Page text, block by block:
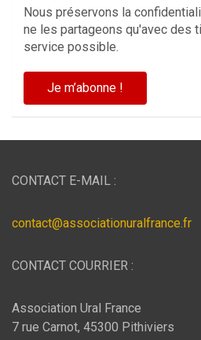
Nous préservons la
ne les partageons qu'avec des
service possible.
CONTACT E-MAIL :
contact@associationuralfrance.fr
CONTACT COURRIER :
Association Ural France
7 rue Carnot, 45300 Pithiviers